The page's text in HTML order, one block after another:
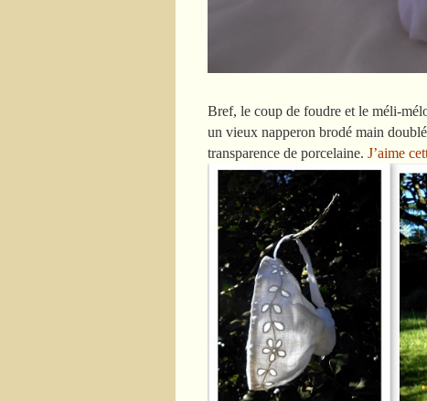
Bref, le coup de foudre et le méli-
un vieux napperon brodé main
transparence de porcelaine. J’aime